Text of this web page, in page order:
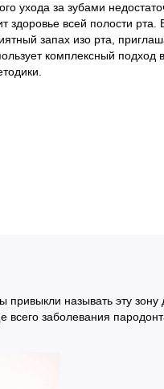
ухода за зубами
здоровье всей полости рта.
запах изо рта,
комплексный подход
называть эту
заболевания